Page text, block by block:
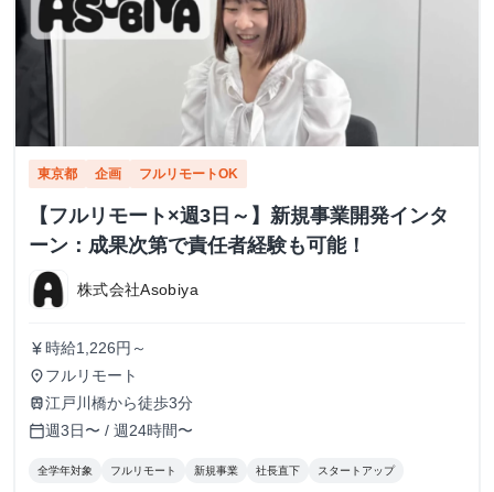
東京都 企画 フルリモートOK
【フルリモート×週3日～】新規事業開発インタ
ーン：成果次第で責任者経験も可能！
株式会社Asobiya
currency_yen 時給1,226円～
place フルリモート
train江戸川橋から徒歩3分
calendar_today週3日〜 / 週24時間〜
全学年対象 フルリモート 新規事業 社長直下 スタートアップ